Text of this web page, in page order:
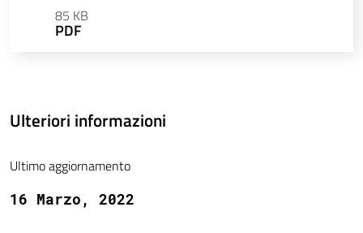
85 KB
PDF
Ulteriori informazioni
Ultimo aggiornamento
16 Marzo, 2022